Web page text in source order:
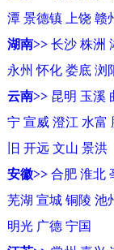
潭 景德镇 上饶 赣
湖南>> 长沙 株洲
永州 怀化 娄底 浏
云南>> 昆明 玉溪
宁 宣威 澄江 水富
旧 开远 文山 景洪
安徽>> 合肥 淮北
芜湖 宣城 铜陵 池
明光 广德 宁国